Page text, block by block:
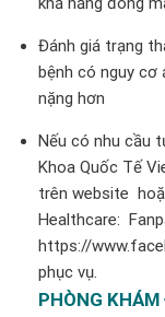
Đánh giá trạng
bệnh có nguy cơ
nặng hơn
Nếu có nhu cầu
Khoa Quốc Tế
trên website
Healthcare:
https://
phục vụ.
PHÒNG